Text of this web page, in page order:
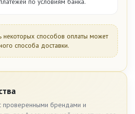
некоторых способов оплаты может
способа доставки.
проверенными брендами и